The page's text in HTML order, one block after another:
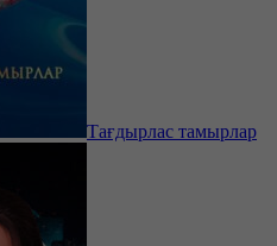
Тағдырлас тамырлар